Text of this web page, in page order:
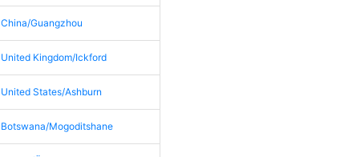
China/Guangzhou
United Kingdom/Ickford
United States/Ashburn
Botswana/Mogoditshane